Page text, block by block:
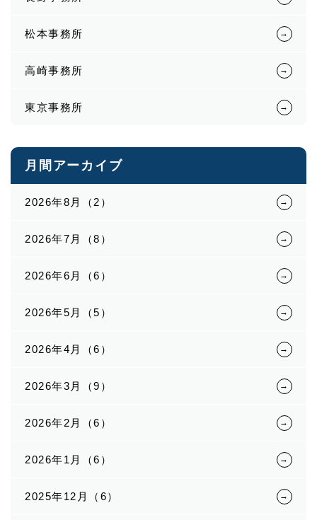
松本事務所
高崎事務所
東京事務所
月間アーカイブ
2026年8月（2）
2026年7月（8）
2026年6月（6）
2026年5月（5）
2026年4月（6）
2026年3月（9）
2026年2月（6）
2026年1月（6）
2025年12月（6）